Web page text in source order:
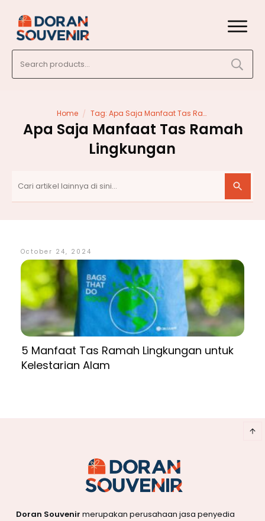
for:
Home / Tag: Apa Saja Manfaat Tas Ramah Lingkungan
Apa Saja Manfaat Tas Ramah
Lingkungan
October 24, 2024
5 Manfaat Tas Ramah Lingkungan untuk
Kelestarian Alam
Doran Souvenir merupakan perusahaan jasa penyedia